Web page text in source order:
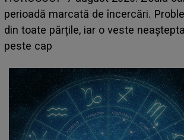
adună
planurile
acum! În fața Alexandrei,
face o MĂRTURISIRE